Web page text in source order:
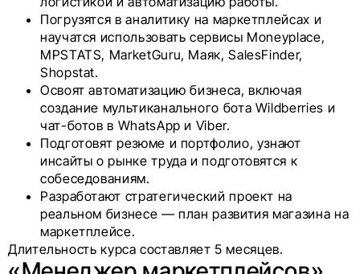
Погрузятся в аналитику на маркетплейсах и
научатся использовать сервисы Moneyplace,
MPSTATS, MarketGuru, Маяк, SalesFinder,
Shopstat.
Освоят автоматизацию бизнеса, включая
создание мультиканального бота Wildberries и
чат-ботов в WhatsApp и Viber.
Подготовят резюме и портфолио, узнают
инсайты о рынке труда и подготовятся к
собеседованиям.
Разработают стратегический проект на
реальном бизнесе — план развития магазина на
маркетплейсе.
Длительность курса составляет 5 месяцев.